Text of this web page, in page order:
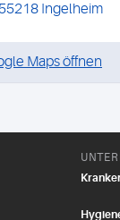
55218 Ingelheim
Maps öffnen